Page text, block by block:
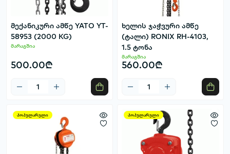
მექანიკური ამწე YATO YT-
58953 (2000 KG)
მარაგშია
500.00₾
ხელის ჯაჭვური ამწე
(ტალი) RONIX RH-4103,
1.5 ტონა
მარაგშია
560.00₾
პოპულარული პოპულარული